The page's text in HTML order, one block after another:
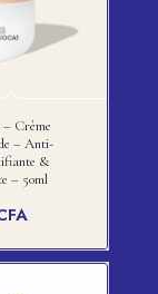
– Crème
– Anti-
&
– 50ml